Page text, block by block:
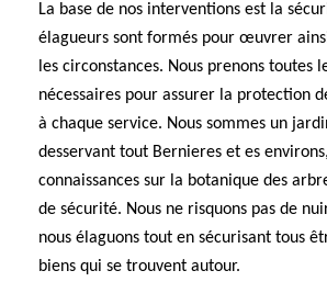
La base de nos interventions est la
élagueurs sont formés pour œuvrer
les circonstances. Nous prenons toutes
nécessaires pour assurer la protection
à chaque service. Nous sommes un
desservant tout Bernieres et es
connaissances sur la botanique des
de sécurité. Nous ne risquons pas de
nous élaguons tout en sécurisant tous
biens qui se trouvent autour.